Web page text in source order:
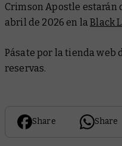
Crimson Apostle estarán
abril de 2026 en laBlack
Pásate por la tienda web
reservas.
Share Share